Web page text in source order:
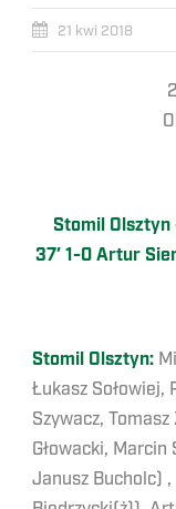
21 kwi 2018
Stomil Olsztyn
37′ 1-0 Artur
Stomil Olsztyn:
Łukasz Sołowiej,
Szywacz,
Głowacki,
Janusz Bucholc)